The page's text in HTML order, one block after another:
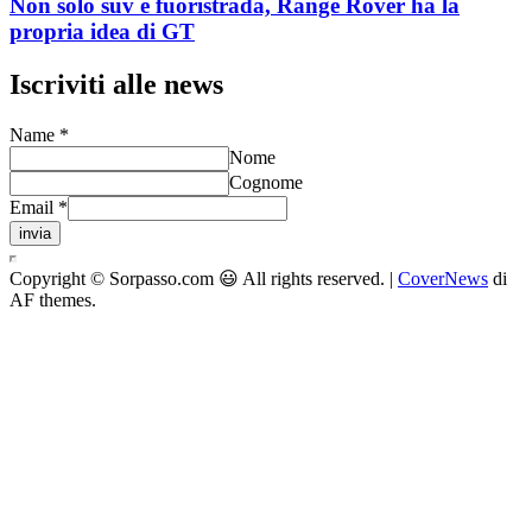
Non solo suv e fuoristrada, Range Rover ha la
propria idea di GT
Iscriviti alle news
Name *
Nome
Cognome
Email *
invia
Copyright © Sorpasso.com 😃 All rights reserved. | CoverNews di
AF themes.